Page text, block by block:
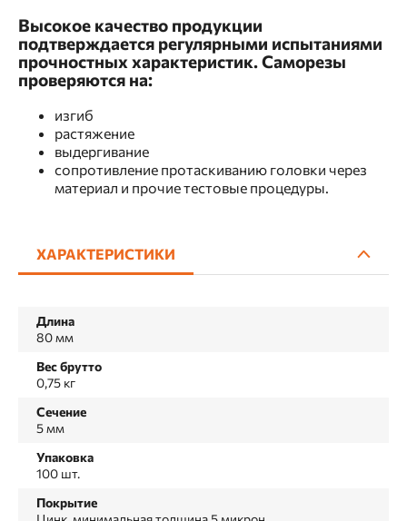
Высокое качество продукции
подтверждается регулярными испытаниями
прочностных характеристик. Саморезы
проверяются на:
изгиб
растяжение
выдергивание
сопротивление протаскиванию головки через
материал и прочие тестовые процедуры.
ХАРАКТЕРИСТИКИ
Длина
80 мм
Вес брутто
0,75 кг
Сечение
5 мм
Упаковка
100 шт.
Покрытие